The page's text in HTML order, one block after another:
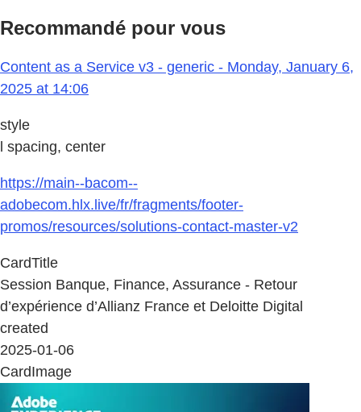
Recommandé pour vous
Content as a Service v3 - generic - Monday, January 6,
2025 at 14:06
style
l spacing, center
https://main--bacom--
adobecom.hlx.live/fr/fragments/footer-
promos/resources/solutions-contact-master-v2
CardTitle
Session Banque, Finance, Assurance - Retour
d’expérience d’Allianz France et Deloitte Digital
created
2025-01-06
CardImage